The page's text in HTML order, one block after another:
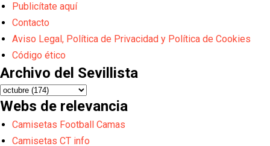
Publicítate aquí
Contacto
Aviso Legal, Política de Privacidad y Política de Cookies
Código ético
Archivo del Sevillista
Webs de relevancia
Camisetas Football Camas
Camisetas CT info